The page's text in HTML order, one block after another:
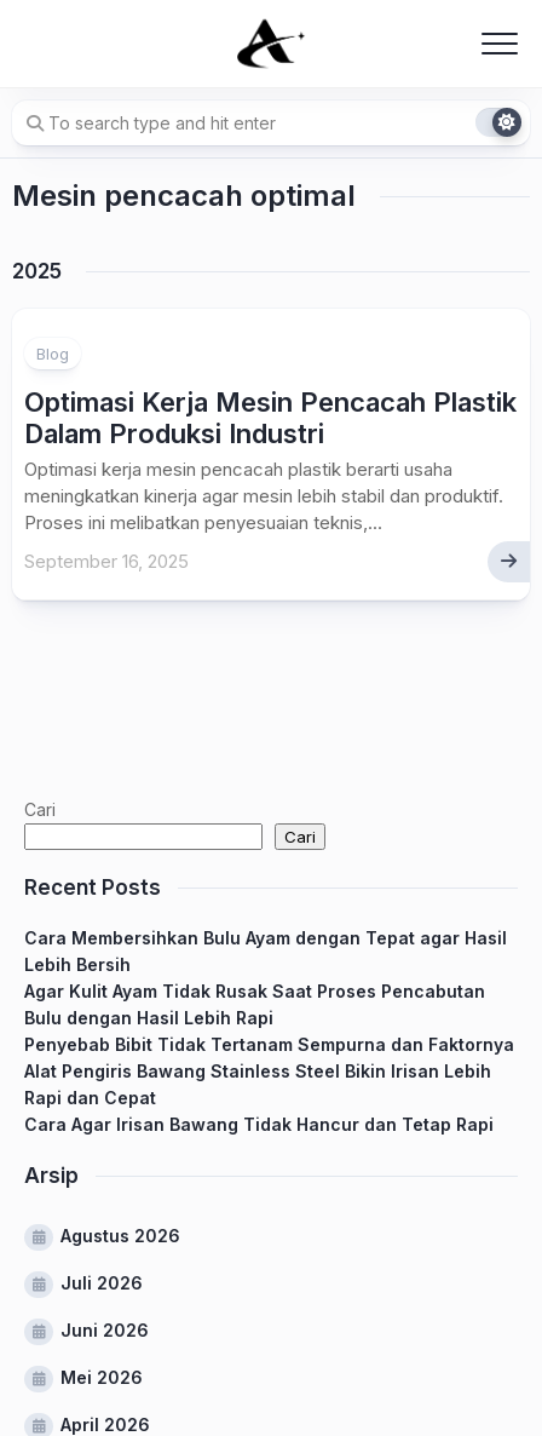
Mesin pencacah optimal
2025
Blog
Optimasi Kerja Mesin Pencacah Plastik
Dalam Produksi Industri
Optimasi kerja mesin pencacah plastik berarti usaha
meningkatkan kinerja agar mesin lebih stabil dan produktif.
Proses ini melibatkan penyesuaian teknis,...
September 16, 2025
Cari
Cari
Recent Posts
Cara Membersihkan Bulu Ayam dengan Tepat agar Hasil
Lebih Bersih
Agar Kulit Ayam Tidak Rusak Saat Proses Pencabutan
Bulu dengan Hasil Lebih Rapi
Penyebab Bibit Tidak Tertanam Sempurna dan Faktornya
Alat Pengiris Bawang Stainless Steel Bikin Irisan Lebih
Rapi dan Cepat
Cara Agar Irisan Bawang Tidak Hancur dan Tetap Rapi
Arsip
Agustus 2026
Juli 2026
Juni 2026
Mei 2026
April 2026